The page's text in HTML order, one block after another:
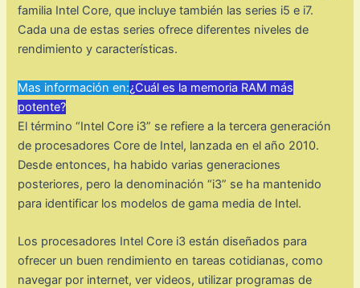
familia Intel Core, que incluye también las series i5 e i7.
Cada una de estas series ofrece diferentes niveles de
rendimiento y características.
Mas información en:¿Cuál es la memoria RAM más
potente?
El término “Intel Core i3” se refiere a la tercera generación
de procesadores Core de Intel, lanzada en el año 2010.
Desde entonces, ha habido varias generaciones
posteriores, pero la denominación “i3” se ha mantenido
para identificar los modelos de gama media de Intel.
Los procesadores Intel Core i3 están diseñados para
ofrecer un buen rendimiento en tareas cotidianas, como
navegar por internet, ver videos, utilizar programas de